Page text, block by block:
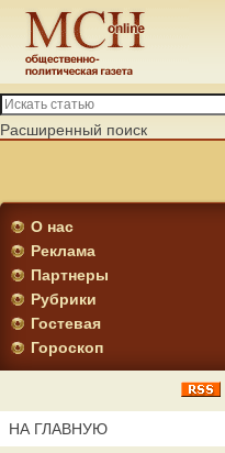
Расширенный поиск
О нас
Реклама
Партнеры
Рубрики
Гостевая
Гороскоп
НА ГЛАВНУЮ